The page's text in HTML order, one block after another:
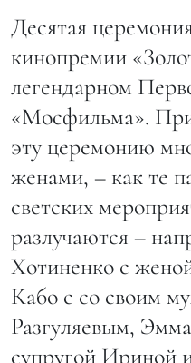
Десятая
кинопремии
легендарном
«Мосфильма».
эту церемонию
женами, – как те
светских
разлучаются –
Хотиненко с
Кабо с со своим
Разгуляевым,
супругой Ириной